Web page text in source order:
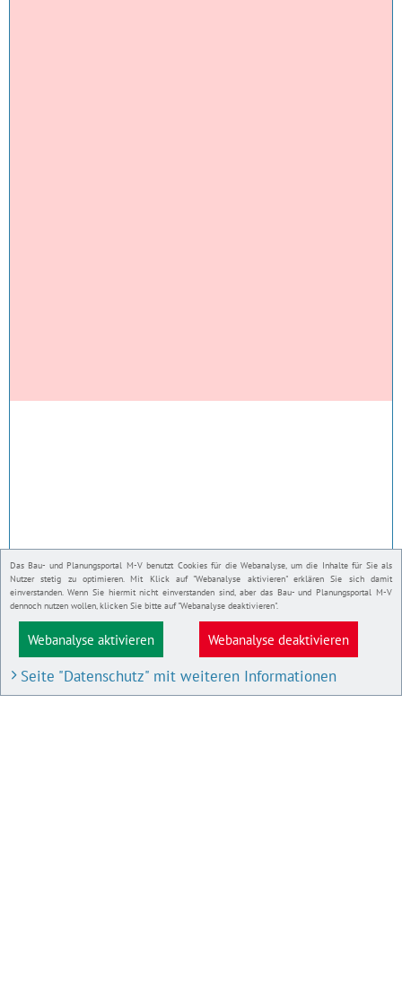
Das Bau- und Planungsportal M-V benutzt Cookies für die Webanalyse, um die Inhalte für Sie als
Nutzer stetig zu optimieren. Mit Klick auf "Webanalyse aktivieren" erklären Sie sich damit
einverstanden. Wenn Sie hiermit nicht einverstanden sind, aber das Bau- und Planungsportal M-V
dennoch nutzen wollen, klicken Sie bitte auf "Webanalyse deaktivieren".
Webanalyse aktivieren Webanalyse deaktivieren
Seite "Datenschutz" mit weiteren Informationen